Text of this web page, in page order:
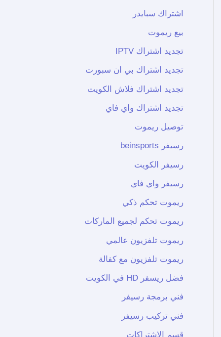
اشتراك سبايدر
بيع ريموت
تجديد اشتراك IPTV
تجديد اشتراك بي ان سبورت
تجديد اشتراك فلاش الكويت
تجديد اشتراك واي فاي
توصيل ريموت
رسيفر beinsports
رسيفر الكويت
رسيفر واي فاي
ريموت تحكم ذكي
ريموت تحكم لجميع الماركات
ريموت تلفزيون عالمي
ريموت تلفزيون مع كفالة
فضل ريسفر HD في الكويت
فني برمجة رسيفر
فني تركيب رسيفر
قسم الاشتراكات